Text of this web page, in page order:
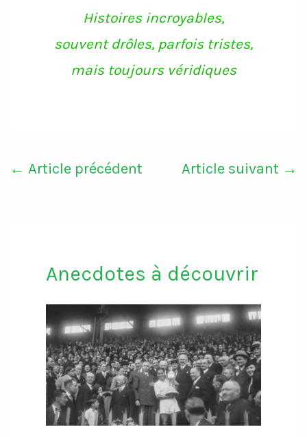
m
Histoires incroyables,
souvent drôles, parfois tristes,
mais toujours véridiques
← Article précédent Article suivant →
Anecdotes à découvrir